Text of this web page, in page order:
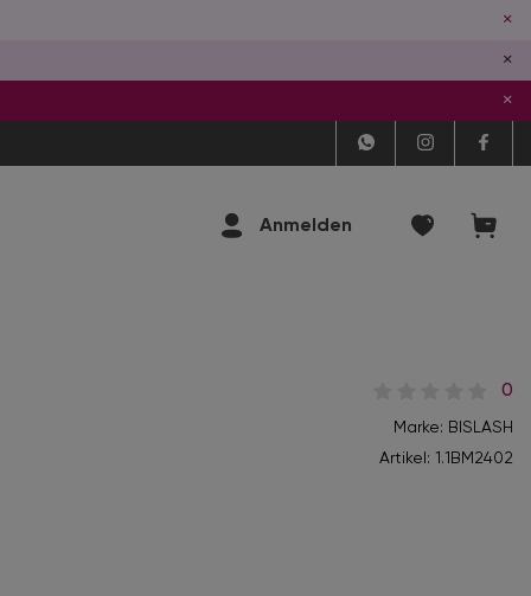
×
×
×
Anmelden
0
Marke: BISLASH
Artikel: 1.1BM2402